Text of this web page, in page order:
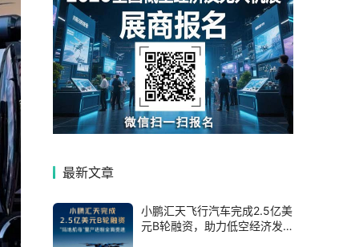
最新文章
小鹏汇天飞行汽车完成2.5亿美
元B轮融资，助力低空经济发